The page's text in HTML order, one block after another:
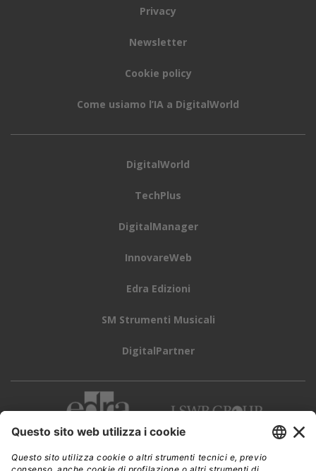
Privacy
Newsletter
Cookie policy
Come usiamo l’IA a DigitalWorld
DigitalWorld
TechPlus
DigitalManager
InnovareWeb
Edra Edizioni
SM Strumenti Musicali
DigitalPartner
CWI è una testata giornalistica diEdra Edizioni s.r.l.